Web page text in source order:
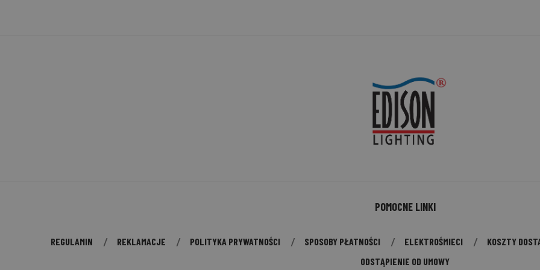
POMOCNE LINKI
REGULAMIN REKLAMACJE POLITYKA PRYWATNOŚCI SPOSOBY PŁATNOŚCI ELEKTROŚMIECI KOSZTY
ODSTĄPIENIE OD UMOWY